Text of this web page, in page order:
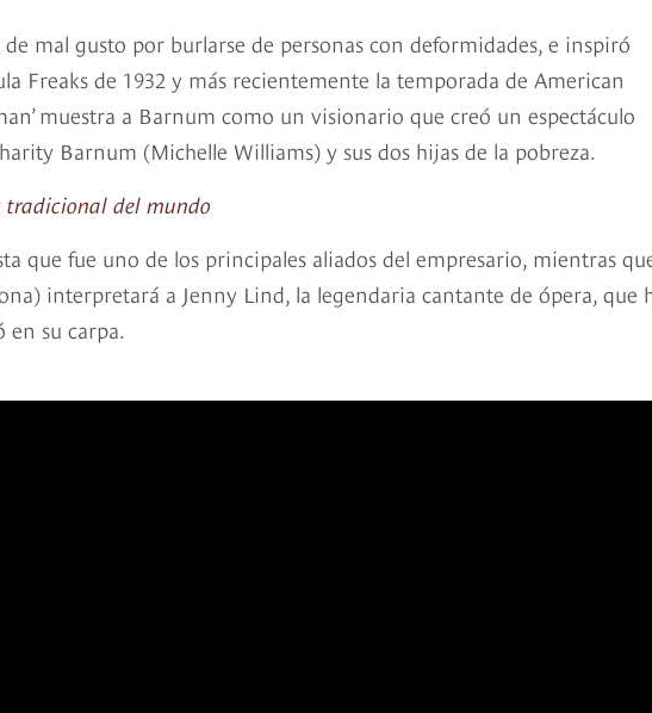
mal gusto por burlarse de personas con deformidades, e inspiró
Freaks de 1932 y más recientemente la temporada de American
muestra a Barnum como un visionario que creó un espectáculo
Barnum (Michelle Williams) y sus dos hijas de la pobreza.
tradicional del mundo
que fue uno de los principales aliados del empresario, mientras
interpretará a Jenny Lind, la legendaria cantante de ópera, que
su carpa.